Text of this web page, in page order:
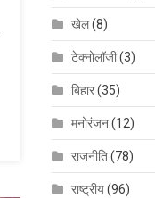
खेल(8)
टेक्नोलॉजी(3)
बिहार(35)
मनोरंजन(12)
राजनीति(78)
राष्ट्रीय(96)